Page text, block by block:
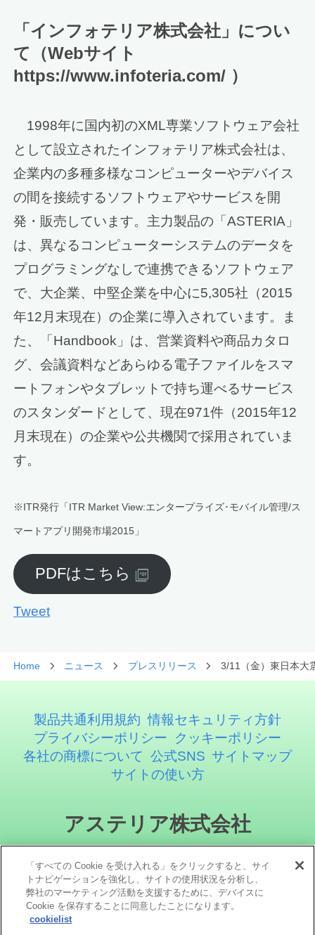
「インフォテリア株式会社」につい
て（Webサイト
https://www.infoteria.com/ ）
1998年に国内初のXML専業ソフトウェア会社
として設立されたインフォテリア株式会社は、
企業内の多種多様なコンピューターやデバイス
の間を接続するソフトウェアやサービスを開
発・販売しています。主力製品の「ASTERIA」
は、異なるコンピューターシステムのデータを
プログラミングなしで連携できるソフトウェア
で、大企業、中堅企業を中心に5,305社（2015
年12月末現在）の企業に導入されています。ま
た、「Handbook」は、営業資料や商品カタロ
グ、会議資料などあらゆる電子ファイルをスマ
ートフォンやタブレットで持ち運べるサービス
のスタンダードとして、現在971件（2015年12
月末現在）の企業や公共機関で採用されていま
す。
※ITR発行「ITR Market View:エンタープライズ･モバイル管理/ス
マートアプリ開発市場2015」
PDFはこちら
Tweet
Home ニュース プレスリリース 3/11（金）東日本大
製品共通利用規約 情報セキュリティ方針
プライバシーポリシー
クッキーポリシー
各社の商標について 公式SNS サイトマップ
サイトの使い方
アステリア株式会社
「すべての Cookie を受け入れる」をクリックすると、サイ
トナビゲーションを強化し、サイトの使用状況を分析し、
弊社のマーケティング活動を支援するために、デバイスに
Cookie を保存することに同意したことになります。
cookielist